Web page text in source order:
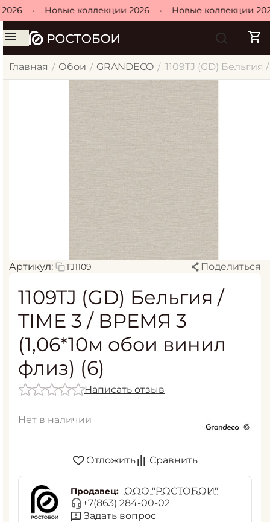
Новые коллекции 2026 Новые коллекции
Главная / Обои / GRANDECO / 1109TJ (GD)
Артикул: TJ1109 Поделиться
1109TJ (GD) Бельгия /
TIME 3 / ВРЕМЯ 3
(1,06*10м обои винил
флиз) (6)
Написать отзыв
Нет в наличии
Отложить Сравнить
Продавец: ООО "РОСТОБОИ"
+7(863) 284-00-02
Задать вопрос